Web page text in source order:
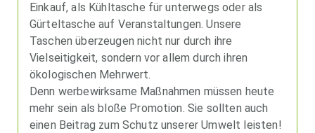
Einkauf, als Kühltasche für unterwegs oder als
Gürteltasche auf Veranstaltungen. Unsere
Taschen überzeugen nicht nur durch ihre
Vielseitigkeit, sondern vor allem durch ihren
ökologischen Mehrwert.
Denn werbewirksame Maßnahmen müssen heute
mehr sein als bloße Promotion. Sie sollten auch
einen Beitrag zum Schutz unserer Umwelt leisten!